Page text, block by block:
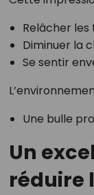
Relâcher les
Diminuer la
Se sentir
Une bulle
Un
réduire